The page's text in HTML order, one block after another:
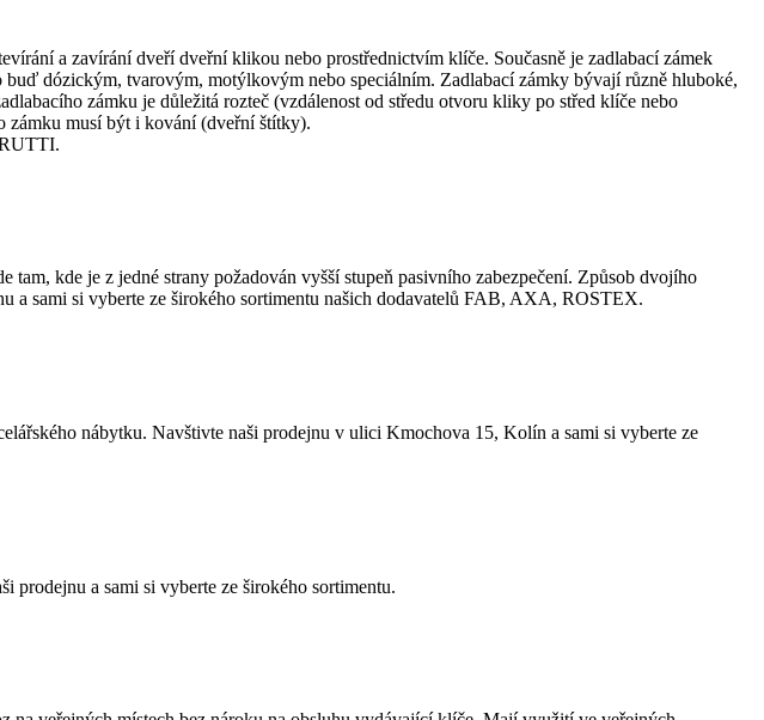
a zavírání dveří dveřní klikou nebo prostřednictvím klíče. Současně je zadlabací zámek
dózickým, tvarovým, motýlkovým nebo speciálním. Zadlabací zámky bývají různě hluboké,
zámku je důležitá rozteč (vzdálenost od středu otvoru kliky po střed klíče nebo
zámku musí být i kování (dveřní štítky).
kde je z jedné strany požadován vyšší stupeň pasivního zabezpečení. Způsob dvojího
a sami si vyberte ze širokého sortimentu našich dodavatelů FAB, AXA, ROSTEX.
nábytku. Navštivte naši prodejnu v ulici Kmochova 15, Kolín a sami si vyberte ze
prodejnu a sami si vyberte ze širokého sortimentu.